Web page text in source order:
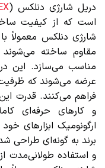
دریل شارژی دنلکس (
است که از کیفیت
شارژی دنلکس معمولاً
مقاوم ساخته می‌شوند
مناسب می‌سازد. این
عرضه می‌شوند که ظرفیت
فراهم می‌کنند. قدرت
و کارهای ‌حرفه‌ای
ارگونومیک ابزارهای
برند به گونه‌ای طراحی
و استفاده طولانی‌مدت